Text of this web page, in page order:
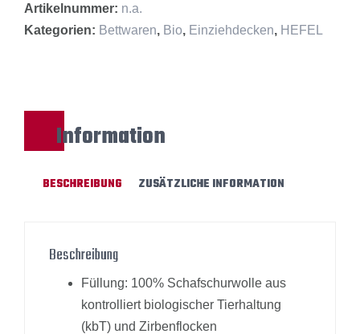
Artikelnummer: n.a.
Kategorien: Bettwaren, Bio, Einziehdecken, HEFEL
Information
BESCHREIBUNG ZUSÄTZLICHE INFORMATION
Beschreibung
Füllung: 100% Schafschurwolle aus
kontrolliert biologischer Tierhaltung
(kbT) und Zirbenflocken